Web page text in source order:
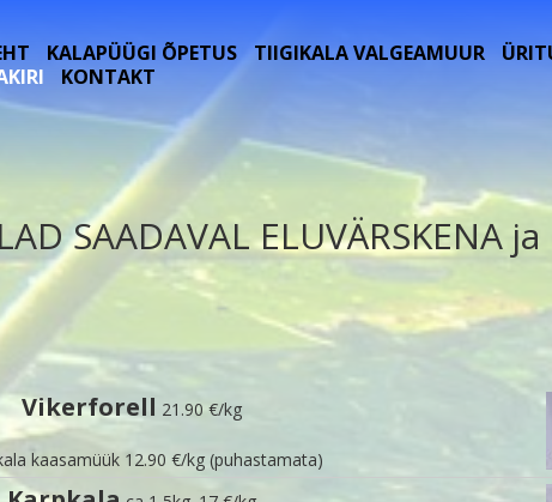
KALAPÜÜGI ÕPETUS TIIGIKALA VALGEAMUUR
KONTAKT
SAADAVAL ELUVÄRSKENA
Vikerforell 21.90 €/kg
kaasamüük 12.90 €/kg (puhastamata)